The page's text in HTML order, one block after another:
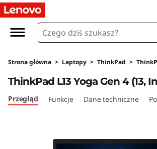
T
h
n
k
Strona główna > Laptopy > ThinkPad >
ThinkPad L13 Yoga Gen 4 (13,
Przegląd Funkcje Dane techniczne